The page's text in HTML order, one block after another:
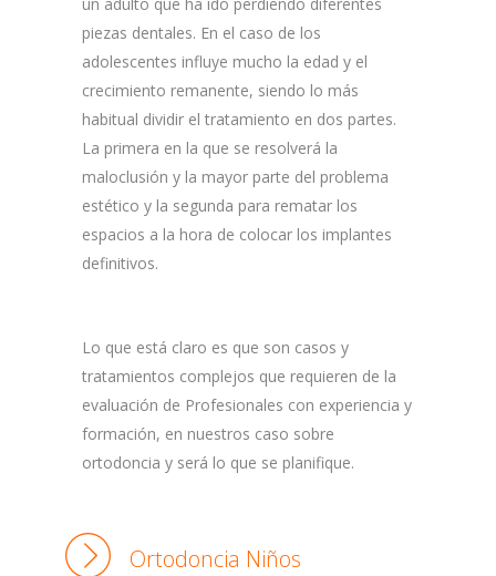
un adulto que ha ido perdiendo diferentes
piezas dentales. En el caso de los
adolescentes influye mucho la edad y el
crecimiento remanente, siendo lo más
habitual dividir el tratamiento en dos partes.
La primera en la que se resolverá la
maloclusión y la mayor parte del problema
estético y la segunda para rematar los
espacios a la hora de colocar los implantes
definitivos.
Lo que está claro es que son casos y
tratamientos complejos que requieren de la
evaluación de Profesionales con experiencia y
formación, en nuestros caso sobre
ortodoncia y será lo que se planifique.
Ortodoncia Niños